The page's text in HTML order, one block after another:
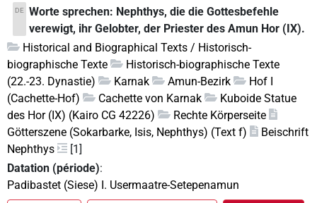
DE
Worte sprechen: Nephthys, die die Gottesbefehle
verewigt, ihr Gelobter, der Priester des Amun Hor (IX).
Historical and Biographical Texts / Historisch-
biographische Texte
Historisch-biographische Texte
(22.-23. Dynastie)
Karnak Amun-Bezirk
Hof I
(Cachette-Hof)
Cachette von Karnak
Kuboide Statue
des Hor (IX) (Kairo CG 42226)
Rechte Körperseite
Götterszene (Sokarbarke, Isis, Nephthys) (Text f)
Beischrift
Nephthys
[1]
Datation (période):
Padibastet (Siese) I. Usermaatre-Setepenamun